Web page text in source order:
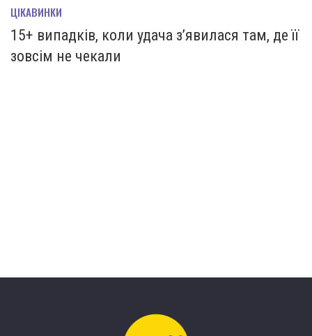
ЦІКАВИНКИ
15+ випадків, коли удача з’явилася там, де її
зовсім не чекали